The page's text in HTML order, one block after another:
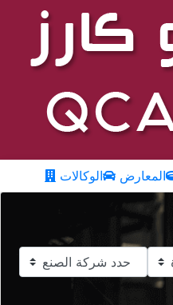
الوكالات المعارض